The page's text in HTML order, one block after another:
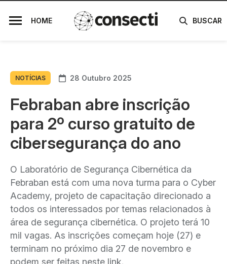
HOME BUSCAR
NOTÍCIAS 28 Outubro 2025
Febraban abre inscrição
para 2º curso gratuito de
cibersegurança do ano
O Laboratório de Segurança Cibernética da
Febraban está com uma nova turma para o Cyber
Academy, projeto de capacitação direcionado a
todos os interessados por temas relacionados à
área de segurança cibernética. O projeto terá 10
mil vagas. As inscrições começam hoje (27) e
terminam no próximo dia 27 de novembro e
podem ser feitas neste link.